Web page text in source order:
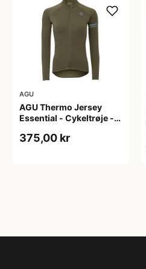
AGU
AGU Thermo Jersey
Essential - Cykeltrøje -
XXL
375,00 kr